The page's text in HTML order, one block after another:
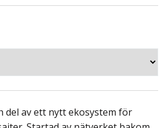
del av ett nytt ekosystem för